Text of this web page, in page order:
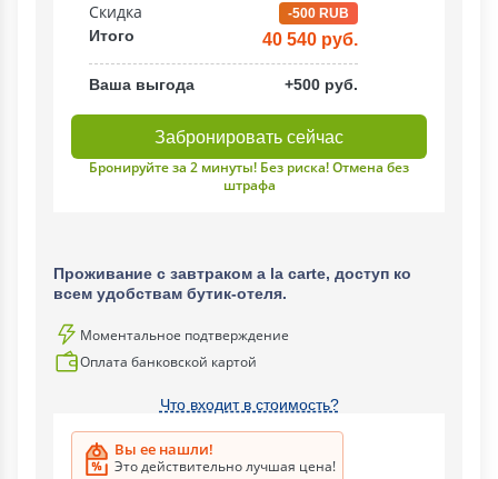
Скидка
-500 RUB
Итого 40 540 руб.
Ваша выгода +500 руб.
Забронировать сейчас
Бронируйте за 2 минуты! Без риска! Отмена без
штрафа
Проживание с завтраком a la carte, доступ ко
всем удобствам бутик-отеля.
Моментальное подтверждение
Оплата банковской картой
Что входит в стоимость?
Вы ее нашли!
Это действительно лучшая цена!